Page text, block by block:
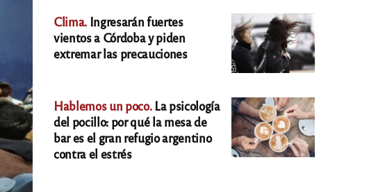
Clima. Ingresarán fuertes
vientos a Córdoba y piden
extremar las precauciones
Hablemos un poco.La psicología
del pocillo: por qué la mesa de
bar es el gran refugio argentino
contra el estrés